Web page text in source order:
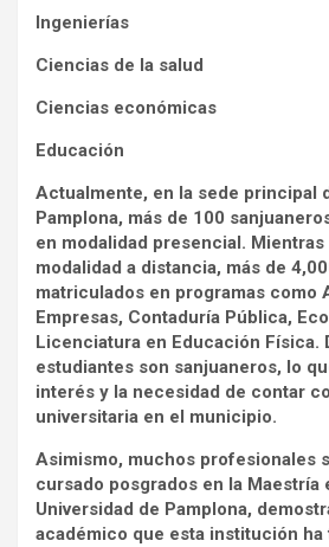
Ingenierías
Ciencias de la salud
Ciencias económicas
Educación
Actualmente, en la sede principal
Pamplona, más de 100
en modalidad presencial. Mientras
modalidad a distancia, más de
matriculados en programas como
Empresas, Contaduría Pública,
Licenciatura en Educación Física.
estudiantes son sanjuaneros, lo
interés y la necesidad de contar
universitaria en el municipio.
Asimismo, muchos profesionales
cursado posgrados en la Maestría
Universidad de Pamplona,
académico que esta institución